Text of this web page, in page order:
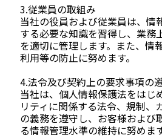
3.従業員の取組み
当社の役員および従業員は、情
する必要な知識を習得し、業務
を適切に管理します。また、情
利用等の防止に努めます。
4.法令及び契約上の要求事項の
当社は、個人情報保護法をはじ
リティに関係する法令、規制、
の義務を遵守し、お客様および
る情報管理水準の維持に努めます